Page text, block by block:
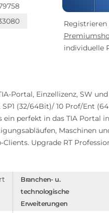
Registrieren
individuelle
Portal, Einzellizenz, SW
(32/64Bit)/ 10 Prof/Ent
ein perfekt in das TIA Portal
Maschinen
Upgrade RT
Branchen- u.
technologische
Erweiterungen